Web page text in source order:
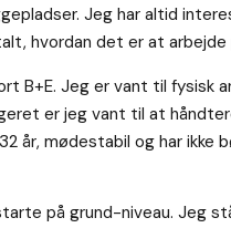
Jeg har altid
hvordan det er at arbejde
B+E. Jeg er vant til fysisk
er jeg vant til at
år, mødestabil og har ikke
på grund-niveau. Jeg